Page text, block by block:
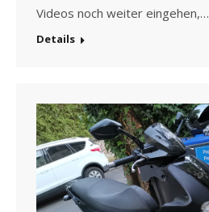
Videos noch weiter eingehen,…
Details